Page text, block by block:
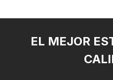
EL MEJOR